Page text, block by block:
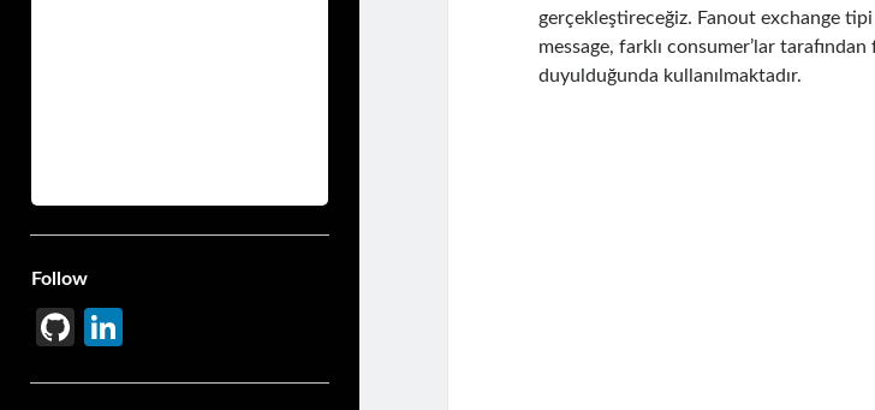
Follow
Gi
gerçekleştireceğiz. Fanout exchange
message, farklı consumer’lar
duyulduğunda kullanılmaktadır.